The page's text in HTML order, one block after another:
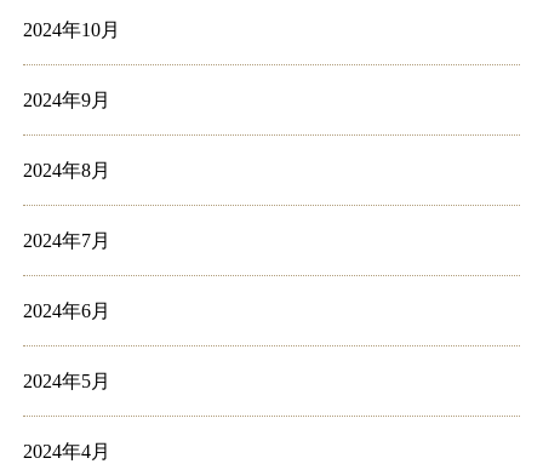
2024年10月
2024年9月
2024年8月
2024年7月
2024年6月
2024年5月
2024年4月